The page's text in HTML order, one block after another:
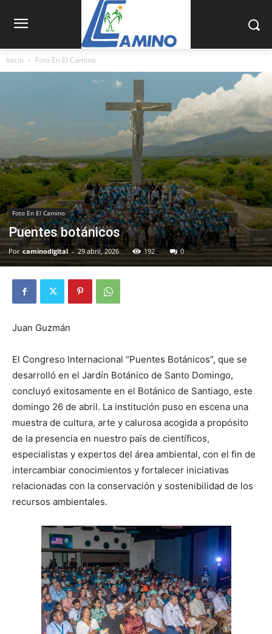
Inicio Foto En El Camino
Foto En El Camino
Puentes botánicos
Por caminodigital - 29 abril, 2026 192 0
Juan Guzmán
El Congreso Internacional “Puentes Botánicos”, que se
desarrolló en el Jardín Botánico de Santo Domingo,
concluyó exitosamente en el Botánico de Santiago, este
domingo 26 de abril. La institución puso en escena una
muestra de cultura, arte y calurosa acogida a propósito
de la presencia en nuestro país de científicos,
especialistas y expertos del área ambiental, con el fin de
intercambiar conocimientos y fortalecer iniciativas
relacionadas con la conservación y sostenibilidad de los
recursos ambientales.